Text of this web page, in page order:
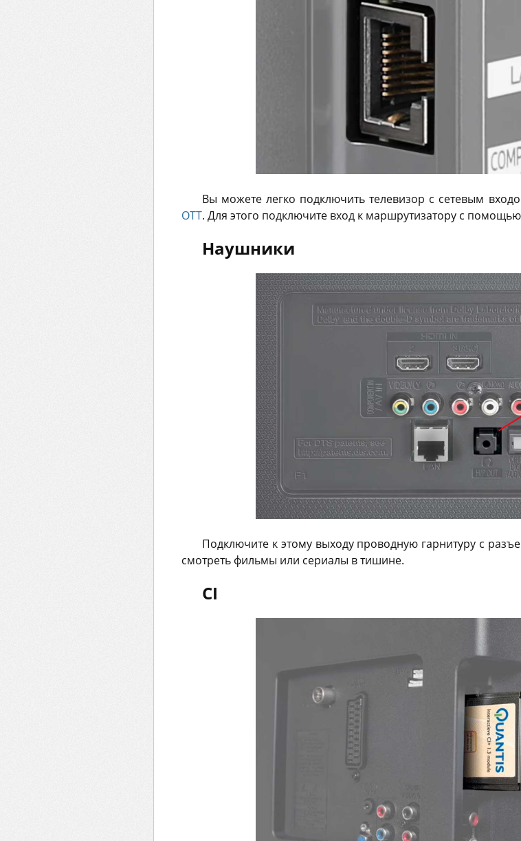
Вы можете легко подключить телевизор с сетевым
OTT. Для этого подключите вход к маршрутизатору с помощью
Наушники
Подключите к этому выходу проводную гарнитуру с
смотреть фильмы или сериалы в тишине.
CI